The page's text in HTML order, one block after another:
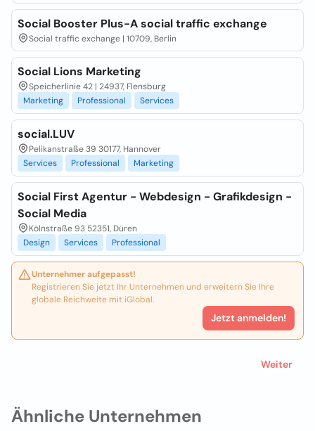
Ähnliche Unternehmen
Social Booster Plus-A social traffic exchange
Social traffic exchange | 10709, Berlin
Social Lions Marketing
Speicherlinie 42 | 24937, Flensburg
Marketing
Professional Services
social.LUV
Pelikanstraße 39 30177, Hannover
Services
Professional Marketing
Social First Agentur - Webdesign - Grafikdesign -
Social Media
Kölnstraße 93 52351, Düren
Design
Services Professional
Unternehmer aufgepasst!
Registrieren Sie jetzt Ihr Unternehmen und erweitern Sie Ihre
globale Reichweite mit iGlobal.
Jetzt anmelden!
Weiter